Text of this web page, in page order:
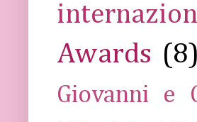
Awards (8)
Giovanni e